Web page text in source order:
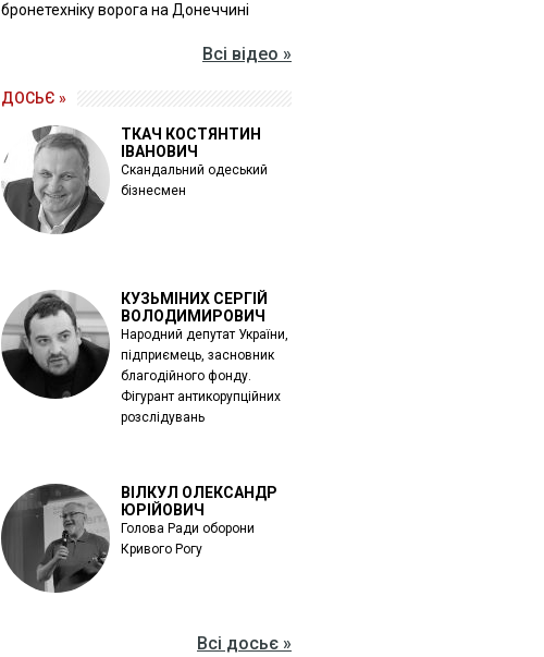
бронетехніку ворога на Донеччині
Всі відео »
ДОСЬЄ »
ТКАЧ КОСТЯНТИН
ІВАНОВИЧ
Скандальний одеський
бізнесмен
КУЗЬМІНИХ СЕРГІЙ
ВОЛОДИМИРОВИЧ
Народний депутат України,
підприємець, засновник
благодійного фонду.
Фігурант антикорупційних
розслідувань
ВІЛКУЛ ОЛЕКСАНДР
ЮРІЙОВИЧ
Голова Ради оборони
Кривого Рогу
Всі досьє »